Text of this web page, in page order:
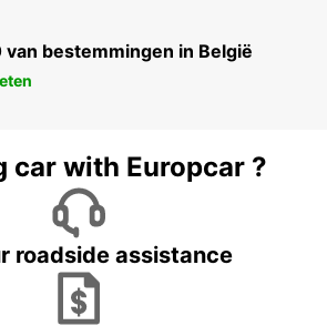
van bestemmingen in België
car with Europcar ?
roadside assistance